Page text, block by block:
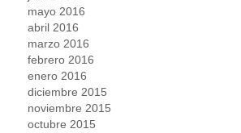
mayo 2016
abril 2016
marzo 2016
febrero 2016
enero 2016
diciembre 2015
noviembre 2015
octubre 2015